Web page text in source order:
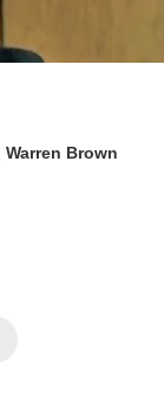
Warren Brown